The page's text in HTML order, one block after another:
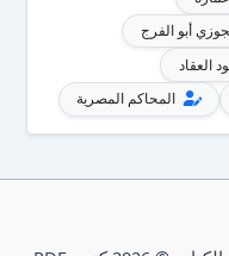
أبو الفرج
العقاد
المحاكم المصرية